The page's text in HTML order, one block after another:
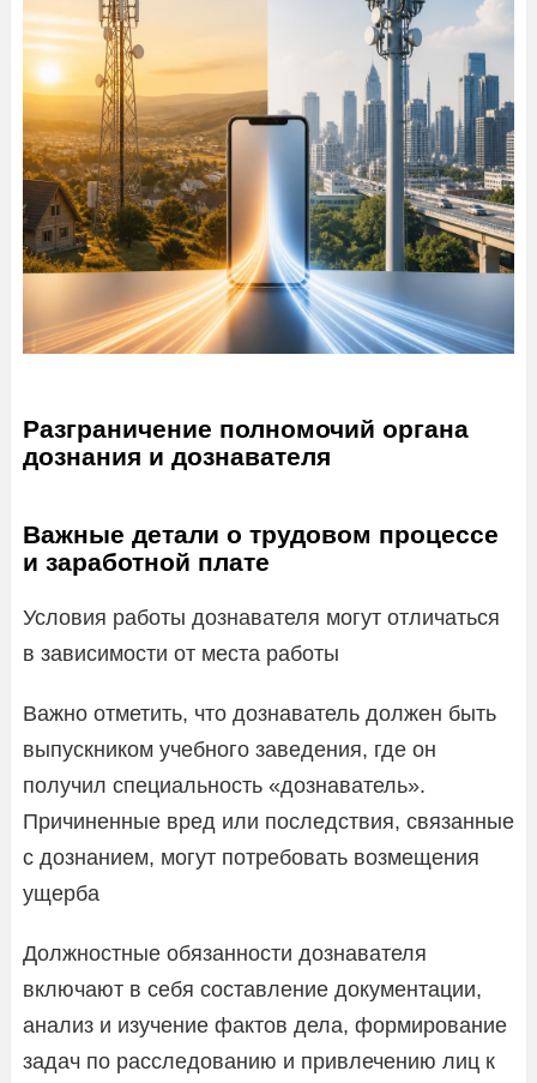
Разграничение полномочий органа
дознания и дознавателя
Важные детали о трудовом процессе
и заработной плате
Условия работы дознавателя могут отличаться
в зависимости от места работы
Важно отметить, что дознаватель должен быть
выпускником учебного заведения, где он
получил специальность «дознаватель».
Причиненные вред или последствия, связанные
с дознанием, могут потребовать возмещения
ущерба
Должностные обязанности дознавателя
включают в себя составление документации,
анализ и изучение фактов дела, формирование
задач по расследованию и привлечению лиц к